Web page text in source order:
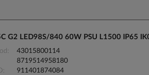
G2 LED98S/840 60W PSU L1500 IP65
43015800114
8719514958180
911401874084